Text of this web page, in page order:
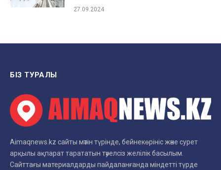
27.09.2024
БІЗ ТУРАЛЫ
Aimaqnews.kz сайты мәтін түрінде, бейнекөрініс және сурет
арқылы ақпарат тарататын тәуелсіз желілік басылым.
Сайттағы материалдарды пайдаланғанда міндетті түрде